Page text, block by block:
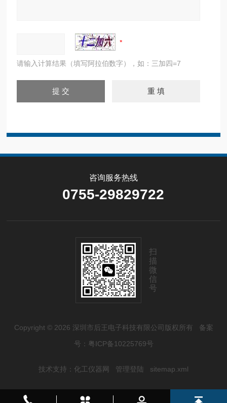
请输入计算结果（填写阿拉伯数字），如：三加四=7
咨询服务热线
0755-29829722
扫
描
微
信
号
Copyright © 2026 深圳市后王电子科技有限公司版权所有 备案
号：粤ICP备10225769号
技术支持： 化工仪器网 管理登陆 sitemap.xml